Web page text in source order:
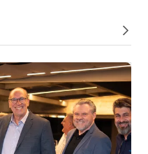
de capacitação
duas empresas para
oportunidades de
dos corretores da